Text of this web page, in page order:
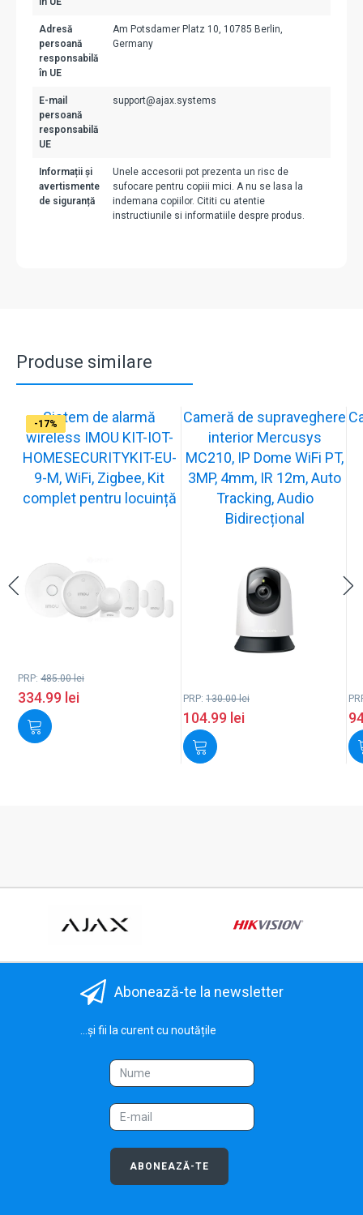
Adresă
persoană
responsabilă
în UE
Am Potsdamer Platz 10, 10785 Berlin,
Germany
E-mail
persoană
responsabilă
UE
support@ajax.systems
Informații și
avertismente
de siguranță
Unele accesorii pot prezenta un risc de
sufocare pentru copiii mici. A nu se lasa la
indemana copiilor. Cititi cu atentie
instructiunile si informatiile despre produs.
Produse similare
-31%
Sistem de alarmă
wireless IMOU KIT-IOT-
HOMESECURITYKIT-EU-
9-M, WiFi, Zigbee, Kit
complet pentru locuință
PRP: 485.00lei
334.99 lei
-19%
Cameră de supraveghere
interior Mercusys
MC210, IP Dome WiFi PT,
3MP, 4mm, IR 12m, Auto
Tracking, Audio
Bidirecțional
PRP: 130.00lei
104.99 lei
-21%
-13%
-15%
-20%
-12%
-13%
-16%
-17%
Abonează-te la newsletter
...și fii la curent cu noutățile
ABONEAZĂ-TE